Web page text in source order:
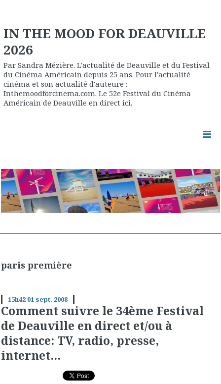
IN THE MOOD FOR DEAUVILLE
2026
Par Sandra Mézière. L'actualité de Deauville et du Festival
du Cinéma Américain depuis 25 ans. Pour l'actualité
cinéma et son actualité d'auteure :
Inthemoodforcinema.com. Le 52e Festival du Cinéma
Américain de Deauville en direct ici.
paris première
15h42 01 sept. 2008
Comment suivre le 34ème Festival
de Deauville en direct et/ou à
distance: TV, radio, presse,
internet...